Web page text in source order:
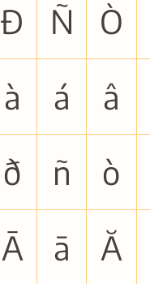
Ð Ñ Ò
à á â
ð ñ ò
Ā ā Ă